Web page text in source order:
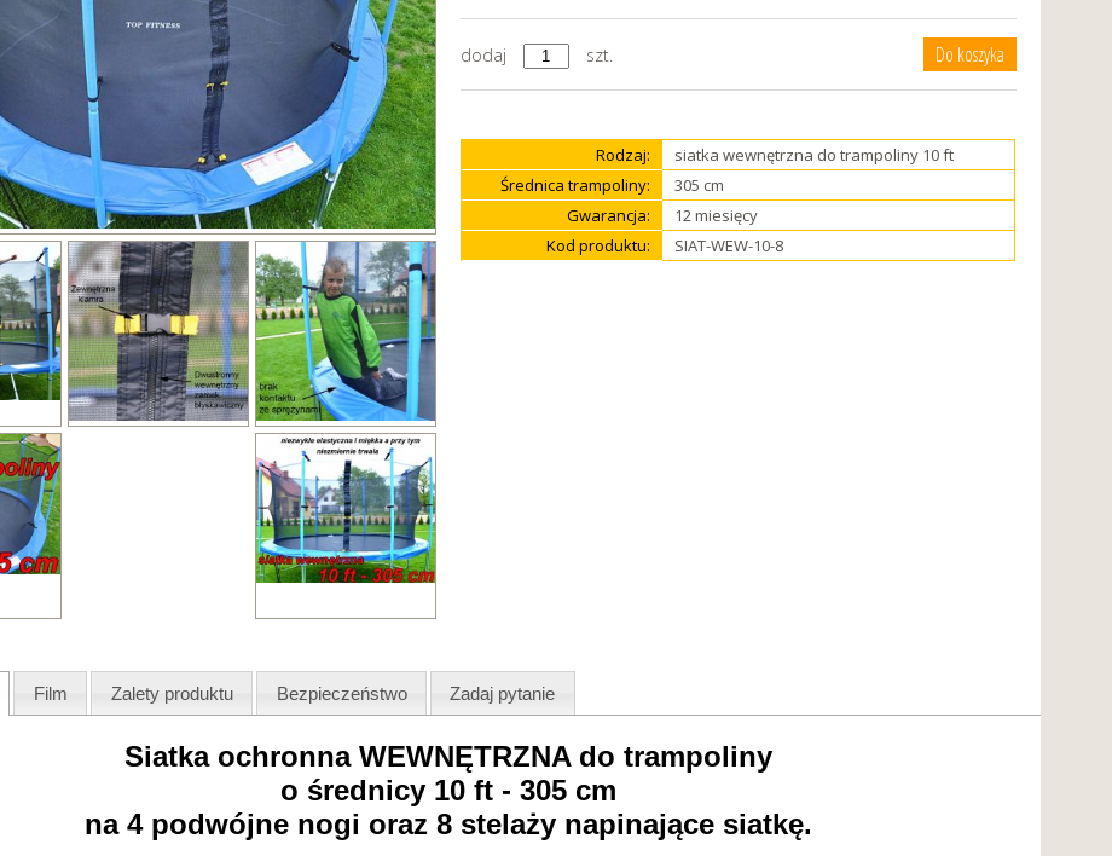
dodaj szt.
Rodzaj:
siatka wewnętrzna do trampoliny 10 ft
Średnica trampoliny:
305 cm
Gwarancja:
12 miesięcy
Kod produktu:
SIAT-WEW-10-8
Film Zalety produktu Bezpieczeństwo Zadaj pytanie
Siatka ochronna WEWNĘTRZNA do trampoliny
o średnicy 10 ft - 305 cm
na 4 podwójne nogi oraz 8 stelaży napinające siatkę.